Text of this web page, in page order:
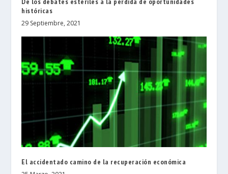
históricas
29 Septiembre, 2021
El accidentado camino de la recuperación económica